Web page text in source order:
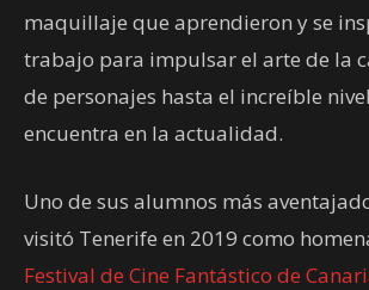
maquillaje que aprendieron y se
trabajo para impulsar el arte de la
de personajes hasta el increíble
encuentra en la actualidad.
Uno de sus alumnos más
visitó Tenerife en 2019 como
Festival de Cine Fantástico de